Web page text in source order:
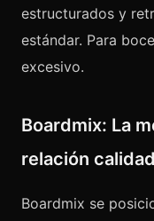
estructurados y
estándar. Para
excesivo.
Boardmix: La
relación
Boardmix se